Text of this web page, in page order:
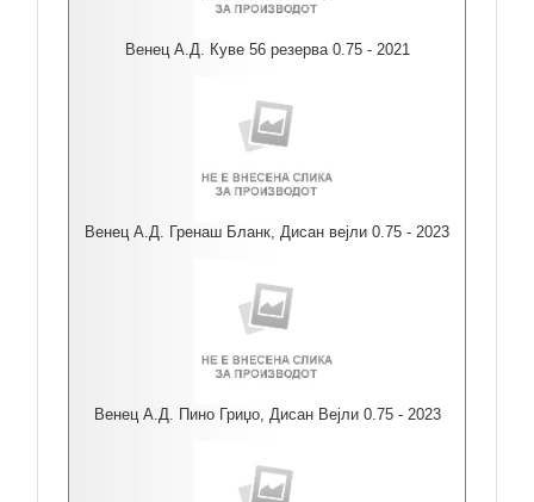
Венец А.Д. Куве 56 резерва 0.75 - 2021
Венец А.Д. Гренаш Бланк, Дисан вејли 0.75 - 2023
Венец А.Д. Пино Гриџо, Дисан Вејли 0.75 - 2023